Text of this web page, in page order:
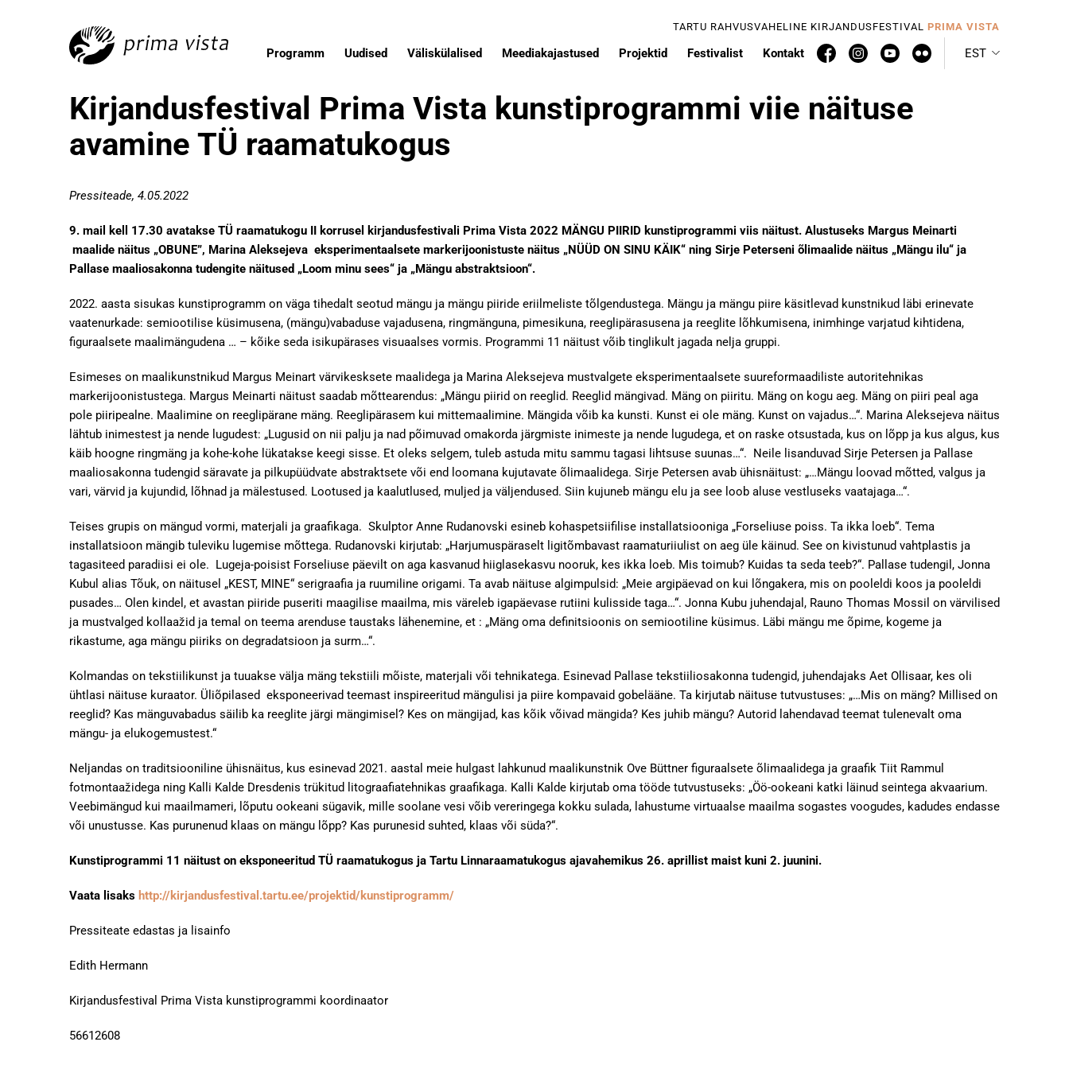
TARTU RAHVUSVAHELINE KIRJANDUSFESTIVAL PRIMA VISTA
Programm Uudised Väliskülalised Meediakajastused Projektid Festivalist Kontakt EST
Kirjandusfestival Prima Vista kunstiprogrammi viie näituse
avamine TÜ raamatukogus
Pressiteade, 4.05.2022
9. mail kell 17.30 avatakse TÜ raamatukogu II korrusel kirjandusfestivali Prima Vista 2022 MÄNGU PIIRID kunstiprogrammi viis näitust. Alustuseks Margus Meinarti
maalide näitus „OBUNE”, Marina Aleksejeva eksperimentaalsete markerijoonistuste näitus „NÜÜD ON SINU KÄIK“ ning Sirje Peterseni õlimaalide näitus „Mängu ilu“ ja
Pallase maaliosakonna tudengite näitused „Loom minu sees“ ja „Mängu abstraktsioon“.
2022. aasta sisukas kunstiprogramm on väga tihedalt seotud mängu ja mängu piiride eriilmeliste tõlgendustega. Mängu ja mängu piire käsitlevad kunstnikud läbi erinevate
vaatenurkade: semiootilise küsimusena, (mängu)vabaduse vajadusena, ringmänguna, pimesikuna, reeglipärasusena ja reeglite lõhkumisena, inimhinge varjatud kihtidena,
figuraalsete maalimängudena … – kõike seda isikupärases visuaalses vormis. Programmi 11 näitust võib tinglikult jagada nelja gruppi.
Esimeses on maalikunstnikud Margus Meinart värvikesksete maalidega ja Marina Aleksejeva mustvalgete eksperimentaalsete suureformaadiliste autoritehnikas
markerijoonistustega. Margus Meinarti näitust saadab mõttearendus: „Mängu piirid on reeglid. Reeglid mängivad. Mäng on piiritu. Mäng on kogu aeg. Mäng on piiri peal aga
pole piiripealne. Maalimine on reeglipärane mäng. Reeglipärasem kui mittemaalimine. Mängida võib ka kunsti. Kunst ei ole mäng. Kunst on vajadus…“. Marina Aleksejeva näitus
lähtub inimestest ja nende lugudest: „Lugusid on nii palju ja nad põimuvad omakorda järgmiste inimeste ja nende lugudega, et on raske otsustada, kus on lõpp ja kus algus, kus
käib hoogne ringmäng ja kohe-kohe lükatakse keegi sisse. Et oleks selgem, tuleb astuda mitu sammu tagasi lihtsuse suunas…“. Neile lisanduvad Sirje Petersen ja Pallase
maaliosakonna tudengid säravate ja pilkupüüdvate abstraktsete või end loomana kujutavate õlimaalidega. Sirje Petersen avab ühisnäitust: „…Mängu loovad mõtted, valgus ja
vari, värvid ja kujundid, lõhnad ja mälestused. Lootused ja kaalutlused, muljed ja väljendused. Siin kujuneb mängu elu ja see loob aluse vestluseks vaatajaga…“.
Teises grupis on mängud vormi, materjali ja graafikaga. Skulptor Anne Rudanovski esineb kohaspetsiifilise installatsiooniga „Forseliuse poiss. Ta ikka loeb“. Tema
installatsioon mängib tuleviku lugemise mõttega. Rudanovski kirjutab: „Harjumuspäraselt ligitõmbavast raamaturiiulist on aeg üle käinud. See on kivistunud vahtplastis ja
tagasiteed paradiisi ei ole. Lugeja-poisist Forseliuse päevilt on aga kasvanud hiiglasekasvu nooruk, kes ikka loeb. Mis toimub? Kuidas ta seda teeb?“. Pallase tudengil, Jonna
Kubul alias Tõuk, on näitusel „KEST, MINE“ serigraafia ja ruumiline origami. Ta avab näituse algimpulsid: „Meie argipäevad on kui lõngakera, mis on pooleldi koos ja pooleldi
pusades… Olen kindel, et avastan piiride puseriti maagilise maailma, mis väreleb igapäevase rutiini kulisside taga…“. Jonna Kubu juhendajal, Rauno Thomas Mossil on värvilised
ja mustvalged kollaažid ja temal on teema arenduse taustaks lähenemine, et : „Mäng oma definitsioonis on semiootiline küsimus. Läbi mängu me õpime, kogeme ja
rikastume, aga mängu piiriks on degradatsioon ja surm…“.
Kolmandas on tekstiilikunst ja tuuakse välja mäng tekstiili mõiste, materjali või tehnikatega. Esinevad Pallase tekstiiliosakonna tudengid, juhendajaks Aet Ollisaar, kes oli
ühtlasi näituse kuraator. Üliõpilased eksponeerivad teemast inspireeritud mängulisi ja piire kompavaid gobelääne. Ta kirjutab näituse tutvustuses: „…Mis on mäng? Millised on
reeglid? Kas mänguvabadus säilib ka reeglite järgi mängimisel? Kes on mängijad, kas kõik võivad mängida? Kes juhib mängu? Autorid lahendavad teemat tulenevalt oma
mängu- ja elukogemustest.“
Neljandas on traditsiooniline ühisnäitus, kus esinevad 2021. aastal meie hulgast lahkunud maalikunstnik Ove Büttner figuraalsete õlimaalidega ja graafik Tiit Rammul
fotmontaažidega ning Kalli Kalde Dresdenis trükitud litograafiatehnikas graafikaga. Kalli Kalde kirjutab oma tööde tutvustuseks: „Öö-ookeani katki läinud seintega akvaarium.
Veebimängud kui maailmameri, lõputu ookeani sügavik, mille soolane vesi võib vereringega kokku sulada, lahustume virtuaalse maailma sogastes voogudes, kadudes endasse
või unustusse. Kas purunenud klaas on mängu lõpp? Kas purunesid suhted, klaas või süda?“.
Kunstiprogrammi 11 näitust on eksponeeritud TÜ raamatukogus ja Tartu Linnaraamatukogus ajavahemikus 26. aprillist maist kuni 2. juunini.
Vaata lisaks http://kirjandusfestival.tartu.ee/projektid/kunstiprogramm/
Pressiteate edastas ja lisainfo
Edith Hermann
Kirjandusfestival Prima Vista kunstiprogrammi koordinaator
56612608